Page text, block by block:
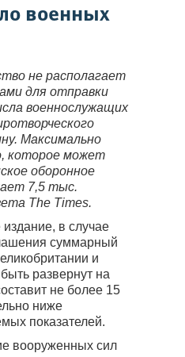
военных
не располагает
для отправки
военнослужащих
Максимально
которое может
оборонное
7,5 тыс.
The Times.
в случае
суммарный
и
развернут на
не более 15
ниже
показателей.
вооруженных сил